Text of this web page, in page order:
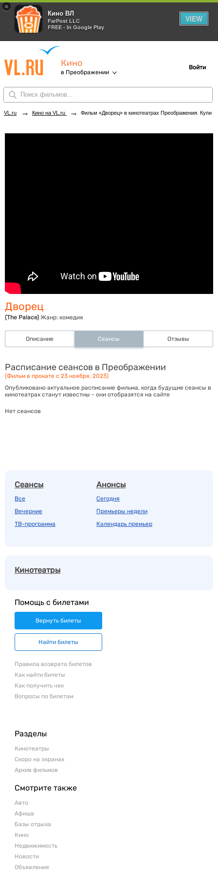
×
Кино ВЛ
FarPost LLC
FREE - In Google Play
VIEW
Кино
в Преображении
Войти
VL.ru → Кино на VL.ru → Фильм «Дворец» в кинотеатрах Преображения. Купить билеты!
Дворец
(The Palace) Жанр: комедия
Описание Сеансы Отзывы
Расписание сеансов в Преображении
(Фильм в прокате с 23 ноября, 2023)
Опубликовано актуальное расписание фильма, когда будущие сеансы в
кинотеатрах станут известны - они отобразятся на сайте
Нет сеансов
Сеансы
Все
Вечерние
ТВ-программа
Анонсы
Сегодня
Премьеры недели
Календарь премьер
Кинотеатры
Помощь с билетами
Вернуть билеты
Найти билеты
Правила возврата билетов
Как найти билеты
Как получить чек
Вопросы по билетам
Разделы
Кинотеатры
Скоро на экранах
Архив фильмов
Смотрите также
Авто
Афиша
Базы отдыха
Кино
Недвижимость
Новости
Объявления